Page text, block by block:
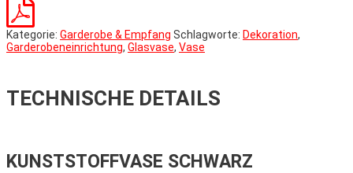
Kategorie: Garderobe & Empfang Schlagworte: Dekoration,
Garderobeneinrichtung, Glasvase, Vase
TECHNISCHE DETAILS
KUNSTSTOFFVASE SCHWARZ